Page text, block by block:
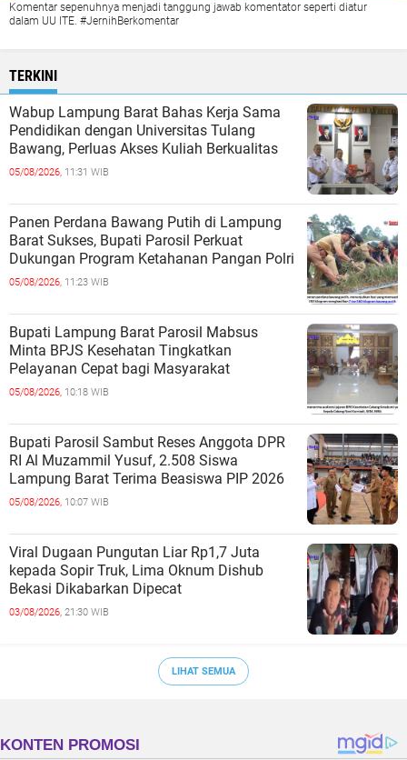
Komentar sepenuhnya menjadi tanggung jawab komentator seperti diatur
dalam UU ITE. #JernihBerkomentar
TERKINI
Wabup Lampung Barat Bahas Kerja Sama
Pendidikan dengan Universitas Tulang
Bawang, Perluas Akses Kuliah Berkualitas
05/08/2026, 11:31 WIB
Panen Perdana Bawang Putih di Lampung
Barat Sukses, Bupati Parosil Perkuat
Dukungan Program Ketahanan Pangan Polri
05/08/2026, 11:23 WIB
Bupati Lampung Barat Parosil Mabsus
Minta BPJS Kesehatan Tingkatkan
Pelayanan Cepat bagi Masyarakat
05/08/2026, 10:18 WIB
Bupati Parosil Sambut Reses Anggota DPR
RI Al Muzammil Yusuf, 2.508 Siswa
Lampung Barat Terima Beasiswa PIP 2026
05/08/2026, 10:07 WIB
Viral Dugaan Pungutan Liar Rp1,7 Juta
kepada Sopir Truk, Lima Oknum Dishub
Bekasi Dikabarkan Dipecat
03/08/2026, 21:30 WIB
LIHAT SEMUA